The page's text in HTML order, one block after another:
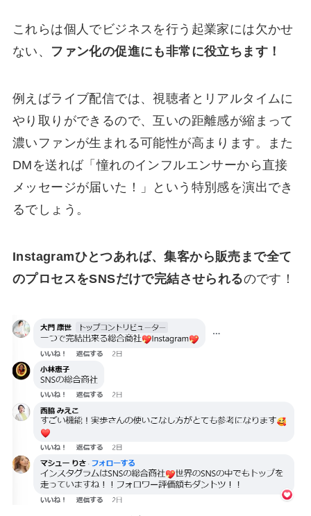
これらは個人でビジネスを行う起業家には欠かせ
ない、 ファン化の促進にも非常に役立ちます！
例えばライブ配信では、視聴者とリアルタイムに
やり取りができるので、互いの距離感が縮まって
濃いファンが生まれる可能性が高まります。また
DMを送れば「憧れのインフルエンサーから直接
メッセージが届いた！」という特別感を演出でき
るでしょう。
Instagramひとつあれば、集客から販売まで全て
のプロセスをSNSだけで完結させられるのです！